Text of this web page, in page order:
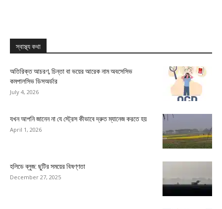
স্বাস্থ্য কথা
অতিরিক্ত আচরণ, চিন্তা বা ভয়ের আরেক নাম অবসেসিভ
কমপালসিভ ডিসঅর্ডার
July 4, 2026
যখন আপনি জানেন না যে স্ট্রেস কীভাবে দ্রুত ম্যানেজ করতে হয়
April 1, 2026
হলিডে ব্লুজ: ছুটির সময়ের বিষণ্ণতা
December 27, 2025